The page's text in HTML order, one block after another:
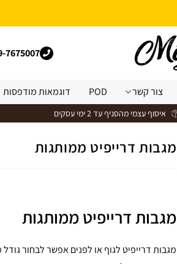
7675007
צור קשר POD דוגמאות מודפסות
איסוף עצמי מהסניף עד 2 ימי עסקים
מגבות דרייפיט ממותגות
מגבות דרייפיט ממותגות
מגבות דרייפיט לגוף או לפנים אפשר לבחור